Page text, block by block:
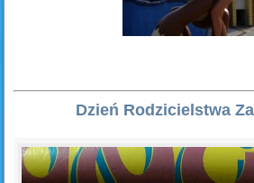
Dzień Rodzicielstwa